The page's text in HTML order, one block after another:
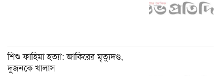
শিশু ফাহিমা হত্যা: জাকিরের মৃত্যুদণ্ড,
দুজনকে খালাস